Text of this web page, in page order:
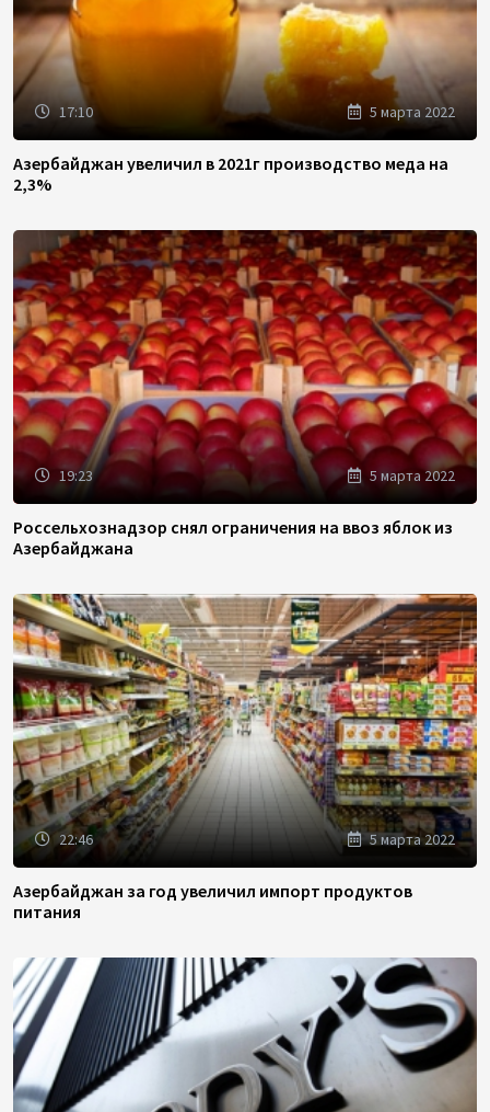
17:10 5 марта 2022
Азербайджан увеличил в 2021г производство меда на
2,3%
19:23 5 марта 2022
Россельхознадзор снял ограничения на ввоз яблок из
Азербайджана
22:46 5 марта 2022
Азербайджан за год увеличил импорт продуктов
питания